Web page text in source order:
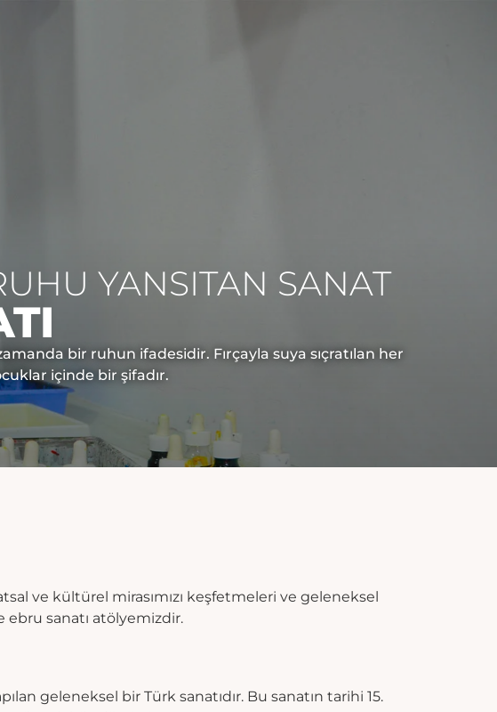
YANSITAN SANAT
bir ruhun ifadesidir. Fırçayla suya sıçratılan her
içinde bir şifadır.
ve kültürel mirasımızı keşfetmeleri ve geleneksel
ebru sanatı atölyemizdir.
geleneksel bir Türk sanatıdır. Bu sanatın tarihi 15.